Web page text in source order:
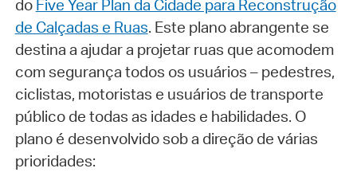
do Five Year Plan da Cidade para Reconstrução
de Calçadas e Ruas. Este plano abrangente se
destina a ajudar a projetar ruas que acomodem
com segurança todos os usuários – pedestres,
ciclistas, motoristas e usuários de transporte
público de todas as idades e habilidades. O
plano é desenvolvido sob a direção de várias
prioridades: